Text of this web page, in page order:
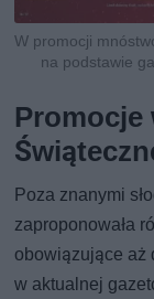
W promocji
na podstawie
Promocje
Poza znanymi
zaproponowała
obowiązujące aż
w aktualnej